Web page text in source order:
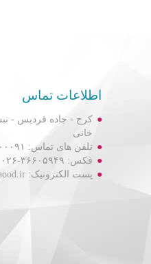
اطلاعات تماس
خانی
تلفن های تماس: ۳۶۶۰۰۰۹۱-۰۲۶ - ۳۶۶۰۲۷۴۰-۰۲۶
فکس: ۳۶۶۰۵۹۴۹-۰۲۶
پست الکترونیک: info@karajhood.ir